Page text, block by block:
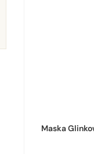
Maska